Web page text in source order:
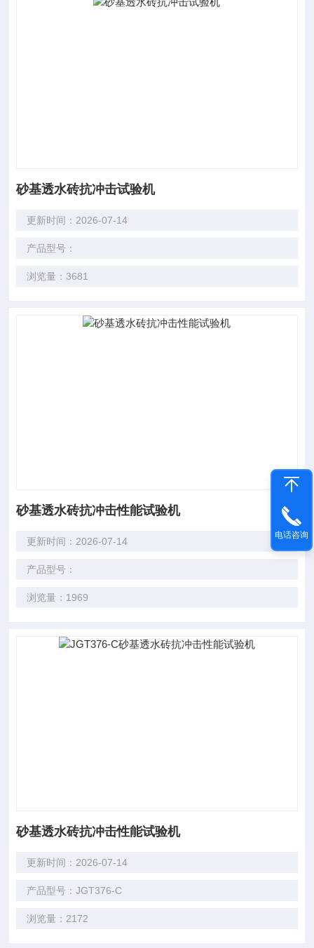
砂基透水砖抗冲击试验机
更新时间：2026-07-14
产品型号：
浏览量：3681
砂基透水砖抗冲击性能试验机
更新时间：2026-07-14
产品型号：
浏览量：1969
砂基透水砖抗冲击性能试验机
更新时间：2026-07-14
产品型号：JGT376-C
浏览量：2172
电话咨询